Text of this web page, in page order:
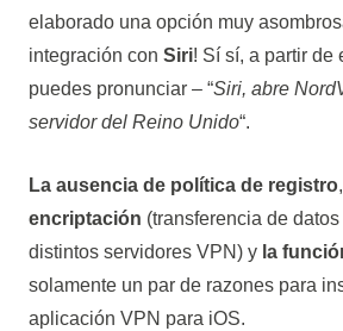
elaborado una opción muy
integración con Siri! Sí sí, a partir de
puedes pronunciar – “Siri, abre
servidor del Reino Unido“.
La ausencia de política de registro,
encriptación (transferencia de
distintos servidores VPN) y la
solamente un par de razones para
aplicación VPN para iOS.